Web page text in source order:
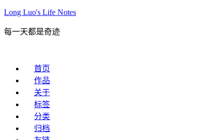
Long Luo's Life Notes
每一天都是奇迹
首页
作品
关于
标签
分类
归档